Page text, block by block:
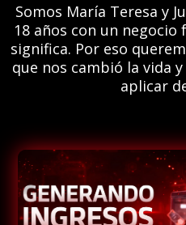
Somos María Teresa y
18 años con un
significa. Por eso
que nos cambió la vida
aplicar